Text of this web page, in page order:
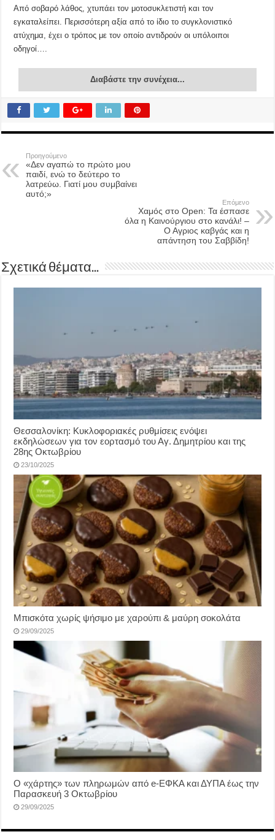
Aπό σοβαρό λάθος, χτυπάει τον μοτοσυκλετιστή και τον
εγκαταλείπει. Περισσότερη αξία από το ίδιο το συγκλονιστικό
ατύχημα, έχει ο τρόπος με τον οποίο αντιδρούν οι υπόλοιποι
οδηγοί….
Διαβάστε την συνέχεια...
Προηγούμενο
«Δεν αγαπώ το πρώτο μου
παιδί, ενώ το δεύτερο το
λατρεύω. Γιατί μου συμβαίνει
αυτό;»
Επόμενο
Χαμός στο Open: Τα έσπασε
όλα η Καινούργιου στο κανάλι! –
Ο Αγριος καβγάς και η
απάντηση του Σαββίδη!
Σχετικά θέματα...
Θεσσαλονίκη: Κυκλοφοριακές ρυθμίσεις ενόψει
εκδηλώσεων για τον εορτασμό του Αγ. Δημητρίου και της
28ης Οκτωβρίου
23/10/2025
Μπισκότα χωρίς ψήσιμο με χαρούπι & μαύρη σοκολάτα
29/09/2025
Ο «χάρτης» των πληρωμών από e-ΕΦΚΑ και ΔΥΠΑ έως την
Παρασκευή 3 Οκτωβρίου
29/09/2025